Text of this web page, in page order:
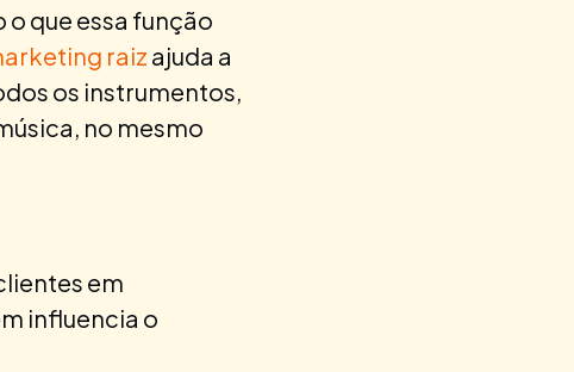
que essa função
raiz ajuda a
os instrumentos,
no mesmo
em
influencia o